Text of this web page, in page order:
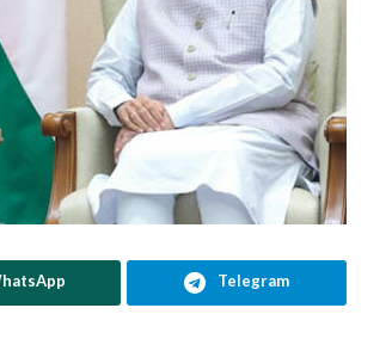
Telegram